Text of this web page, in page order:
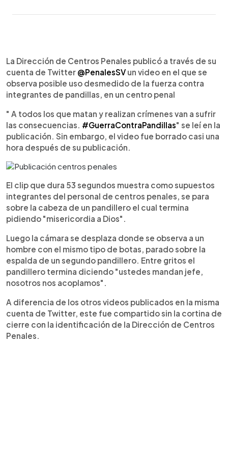
Escuchar artículo
La Dirección de Centros Penales publicó a través de su
cuenta de Twitter @PenalesSV un video en el que se
observa posible uso desmedido de la fuerza contra
integrantes de pandillas, en un centro penal
" A todos los que matan y realizan crímenes van a sufrir
las consecuencias. #GuerraContraPandillas" se leí en la
publicación. Sin embargo, el video fue borrado casi una
hora después de su publicación.
El clip que dura 53 segundos muestra como supuestos
integrantes del personal de centros penales, se para
sobre la cabeza de un pandillero el cual termina
pidiendo "misericordia a Dios".
Luego la cámara se desplaza donde se observa a un
hombre con el mismo tipo de botas, parado sobre la
espalda de un segundo pandillero. Entre gritos el
pandillero termina diciendo "ustedes mandan jefe,
nosotros nos acoplamos".
A diferencia de los otros videos publicados en la misma
cuenta de Twitter, este fue compartido sin la cortina de
cierre con la identificación de la Dirección de Centros
Penales.